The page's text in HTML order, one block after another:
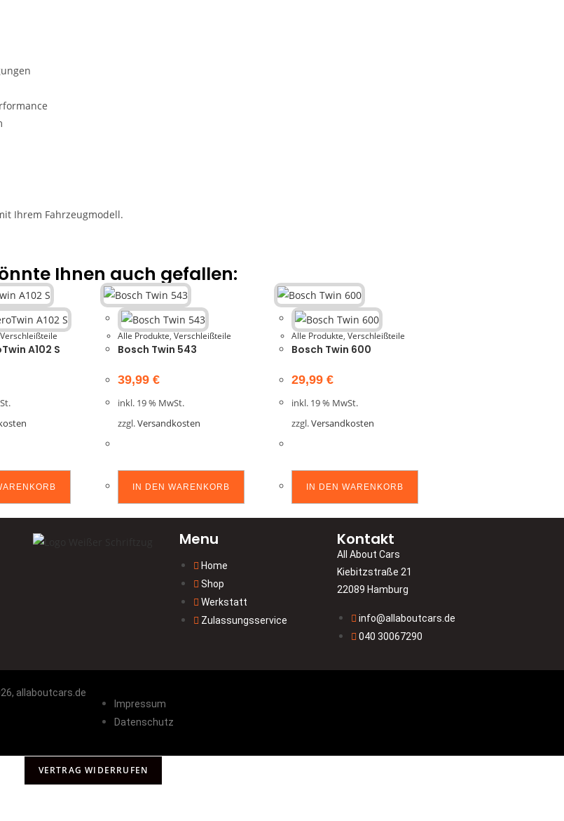
Ihrem Fahrzeugmodell.
Ihnen auch gefallen:
Verschleißteile
A102 S
Alle Produkte,Verschleißteile
Bosch Twin 543
39,99 €
inkl. 19 % MwSt.
zzgl.Versandkosten
IN DEN WARENKORB
Alle Produkte,Verschleißteile
Bosch Twin 600
29,99€
inkl. 19 % MwSt.
zzgl.Versandkosten
IN DEN WARENKORB
Menu
Home
Shop
Werkstatt
Zulassungsservice
Kontakt
All About Cars
Kiebitzstraße 21
22089 Hamburg
info@allaboutcars.de
040 30067290
allaboutcars.de
Impressum
Datenschutz
VERTRAG WIDERRUFEN